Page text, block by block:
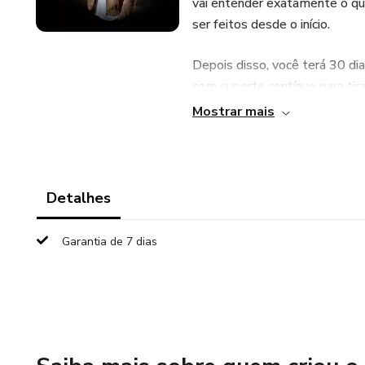
ser feitos desde o início.
Depois disso, você terá 30
com suporte contínuo para
prática. Você poderá enviar
Mostrar mais
Detalhes
Garantia de 7 dias